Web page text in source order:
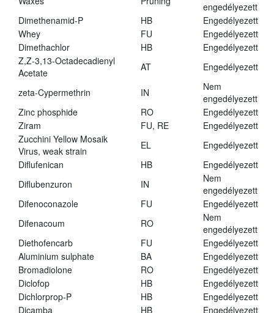
engedélyezett
Dimethenamid-P
HB
Engedélyezett
Whey
FU
Engedélyezett
Dimethachlor
HB
Engedélyezett
Z,Z-3,13-Octadecadienyl
Acetate
AT Engedélyezett
zeta-Cypermethrin IN
Nem
engedélyezett
Zinc phosphide
RO
Engedélyezett
Ziram
FU, RE
Engedélyezett
Zucchini Yellow Mosaik
Virus, weak strain
EL
Engedélyezett
Diflufenican
HB
Engedélyezett
Diflubenzuron
IN
Nem
engedélyezett
Difenoconazole
FU
Engedélyezett
Difenacoum
RO
Nem
engedélyezett
Diethofencarb
FU
Engedélyezett
Aluminium sulphate
BA
Engedélyezett
Bromadiolone
RO
Engedélyezett
Diclofop
HB
Engedélyezett
Dichlorprop-P
HB
Engedélyezett
Dicamba
HB
Engedélyezett